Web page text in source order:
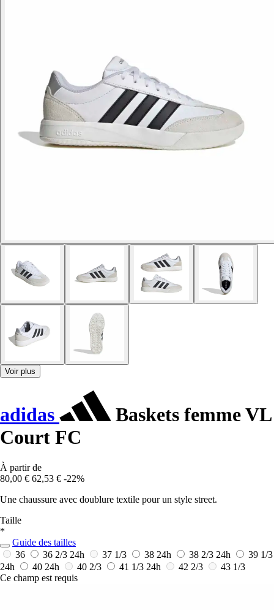
Voir plus
adidas
Baskets femme VL
Court FC
À partir de
80,00 € 62,53 € -22%
Une chaussure avec doublure textile pour un style street.
Taille
*
Guide des tailles
36
36 2/3 24h 37 1/3 38 24h 38 2/3 24h
39 1/3
24h
40 24h 40 2/3 41 1/3 24h 42 2/3
43 1/3
Ce champ est requis